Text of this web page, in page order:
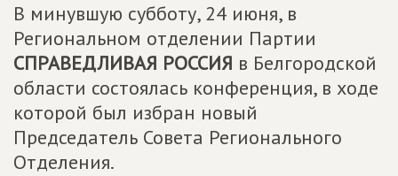
В минувшую субботу, 24 июня, в
Региональном отделении Партии
СПРАВЕДЛИВАЯ РОССИЯ в Белгородской
области состоялась конференция, в ходе
которой был избран новый
Председатель Совета Регионального
Отделения.